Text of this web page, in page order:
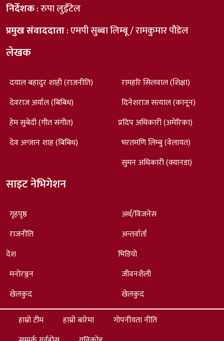
निर्देशक: रुपा लुइँटेल
प्रमुख संवाददाता: एमपी सुब्बा लिम्बू / रामकुमार पौडेल
लेखक
दयाल बहादुर शाही (राजनीति)
देवराज अर्याल (बिबिध)
हेम सुबेदी (गीत संगीत)
देव अन्जान शाह (बिबिध)
रामहरि सिलवाल (शिक्षा)
दिनेशराज सत्याल (कानून)
प्रदिप अधिकारी (अमेरिका)
भरतमणि लिम्बु (वेलायत)
सुमन अधिकारी (क्यानडा)
साइट नेभिगेशन
गृहपृष्ठ
राजनीति
देश
मनोरञ्जन
खेलकुद
अर्थ/विजनेस
अन्तर्वार्ता
भिडियो
जीवनशैली
खेलकुद
हाम्रो टीम
हाम्रो बारेमा
गोपनीयता नीति